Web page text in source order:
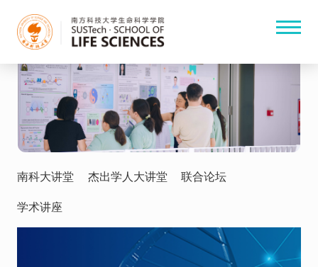
南科大讲堂 杰出学人大讲堂
联合论坛
学术讲座